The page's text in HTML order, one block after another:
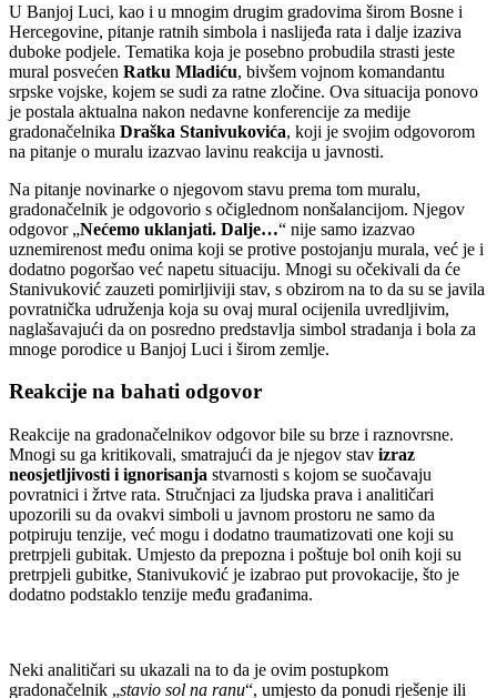
U Banjoj Luci, kao i u mnogim drugim gradovima širom Bosne i
Hercegovine, pitanje ratnih simbola i naslijeđa rata i dalje izaziva
duboke podjele. Tematika koja je posebno probudila strasti jeste
mural posvećen Ratku Mladiću, bivšem vojnom komandantu
srpske vojske, kojem se sudi za ratne zločine. Ova situacija ponovo
je postala aktualna nakon nedavne konferencije za medije
gradonačelnika Draška Stanivukovića, koji je svojim odgovorom
na pitanje o muralu izazvao lavinu reakcija u javnosti.
Na pitanje novinarke o njegovom stavu prema tom muralu,
gradonačelnik je odgovorio s očiglednom nonšalancijom. Njegov
odgovor „Nećemo uklanjati. Dalje…“ nije samo izazvao
uznemirenost među onima koji se protive postojanju murala, već je i
dodatno pogoršao već napetu situaciju. Mnogi su očekivali da će
Stanivuković zauzeti pomirljiviji stav, s obzirom na to da su se javila
povratnička udruženja koja su ovaj mural ocijenila uvredljivim,
naglašavajući da on posredno predstavlja simbol stradanja i bola za
mnoge porodice u Banjoj Luci i širom zemlje.
Reakcije na bahati odgovor
Reakcije na gradonačelnikov odgovor bile su brze i raznovrsne.
Mnogi su ga kritikovali, smatrajući da je njegov stav izraz
neosjetljivosti i ignorisanja stvarnosti s kojom se suočavaju
povratnici i žrtve rata. Stručnjaci za ljudska prava i analitičari
upozorili su da ovakvi simboli u javnom prostoru ne samo da
potpiruju tenzije, već mogu i dodatno traumatizovati one koji su
pretrpjeli gubitak. Umjesto da prepozna i poštuje bol onih koji su
pretrpjeli gubitke, Stanivuković je izabrao put provokacije, što je
dodatno podstaklo tenzije među građanima.
Neki analitičari su ukazali na to da je ovim postupkom
gradonačelnik „stavio sol na ranu“, umjesto da ponudi rješenje ili